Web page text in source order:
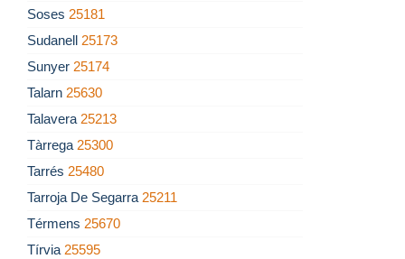
Soses 25181
Sudanell 25173
Sunyer 25174
Talarn 25630
Talavera 25213
Tàrrega 25300
Tarrés 25480
Tarroja De Segarra 25211
Térmens 25670
Tírvia 25595